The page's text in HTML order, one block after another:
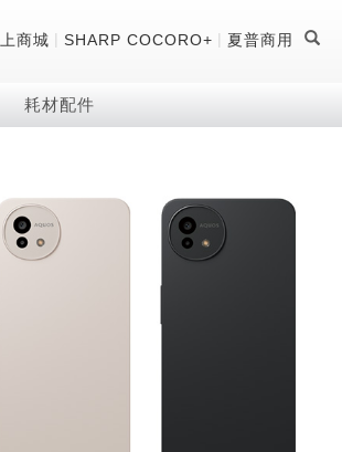
商城 | SHARP COCORO+ | 夏普商用
耗材配件